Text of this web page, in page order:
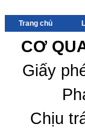
Trang chủ
CƠ
Giấy
Chịu